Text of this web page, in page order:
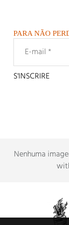
PARA NÃO
Nenhuma